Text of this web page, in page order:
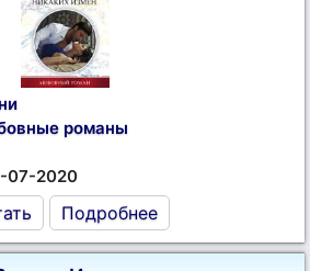
романы
07-2020
Подробнее